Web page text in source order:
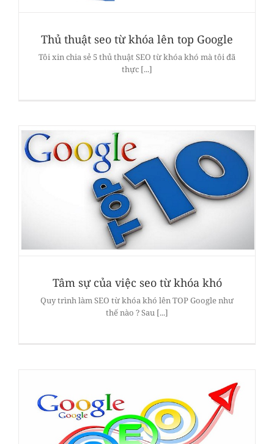
Thủ thuật seo từ khóa lên top Google
Tôi xin chia sẻ 5 thủ thuật SEO từ khóa khó mà tôi đã
thực [...]
Tâm sự của việc seo từ khóa khó
Quy trình làm SEO từ khóa khó lên TOP Google như
thế nào ? Sau [...]